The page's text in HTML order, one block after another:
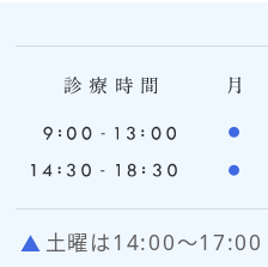
土曜は14:00〜17:00